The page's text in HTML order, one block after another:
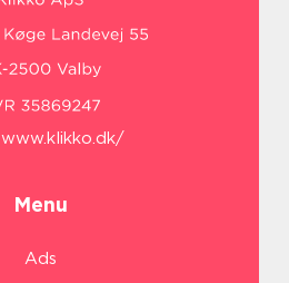
www.klikko.dk/
Menu
Ads